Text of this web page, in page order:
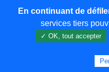
En continuant de
services tiers
✓ OK, tout accepter